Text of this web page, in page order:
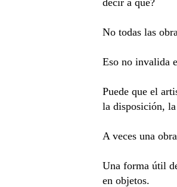
No todas las
Eso no invalida
Puede que el
la disposición,
A veces una
Una forma útil
en objetos.